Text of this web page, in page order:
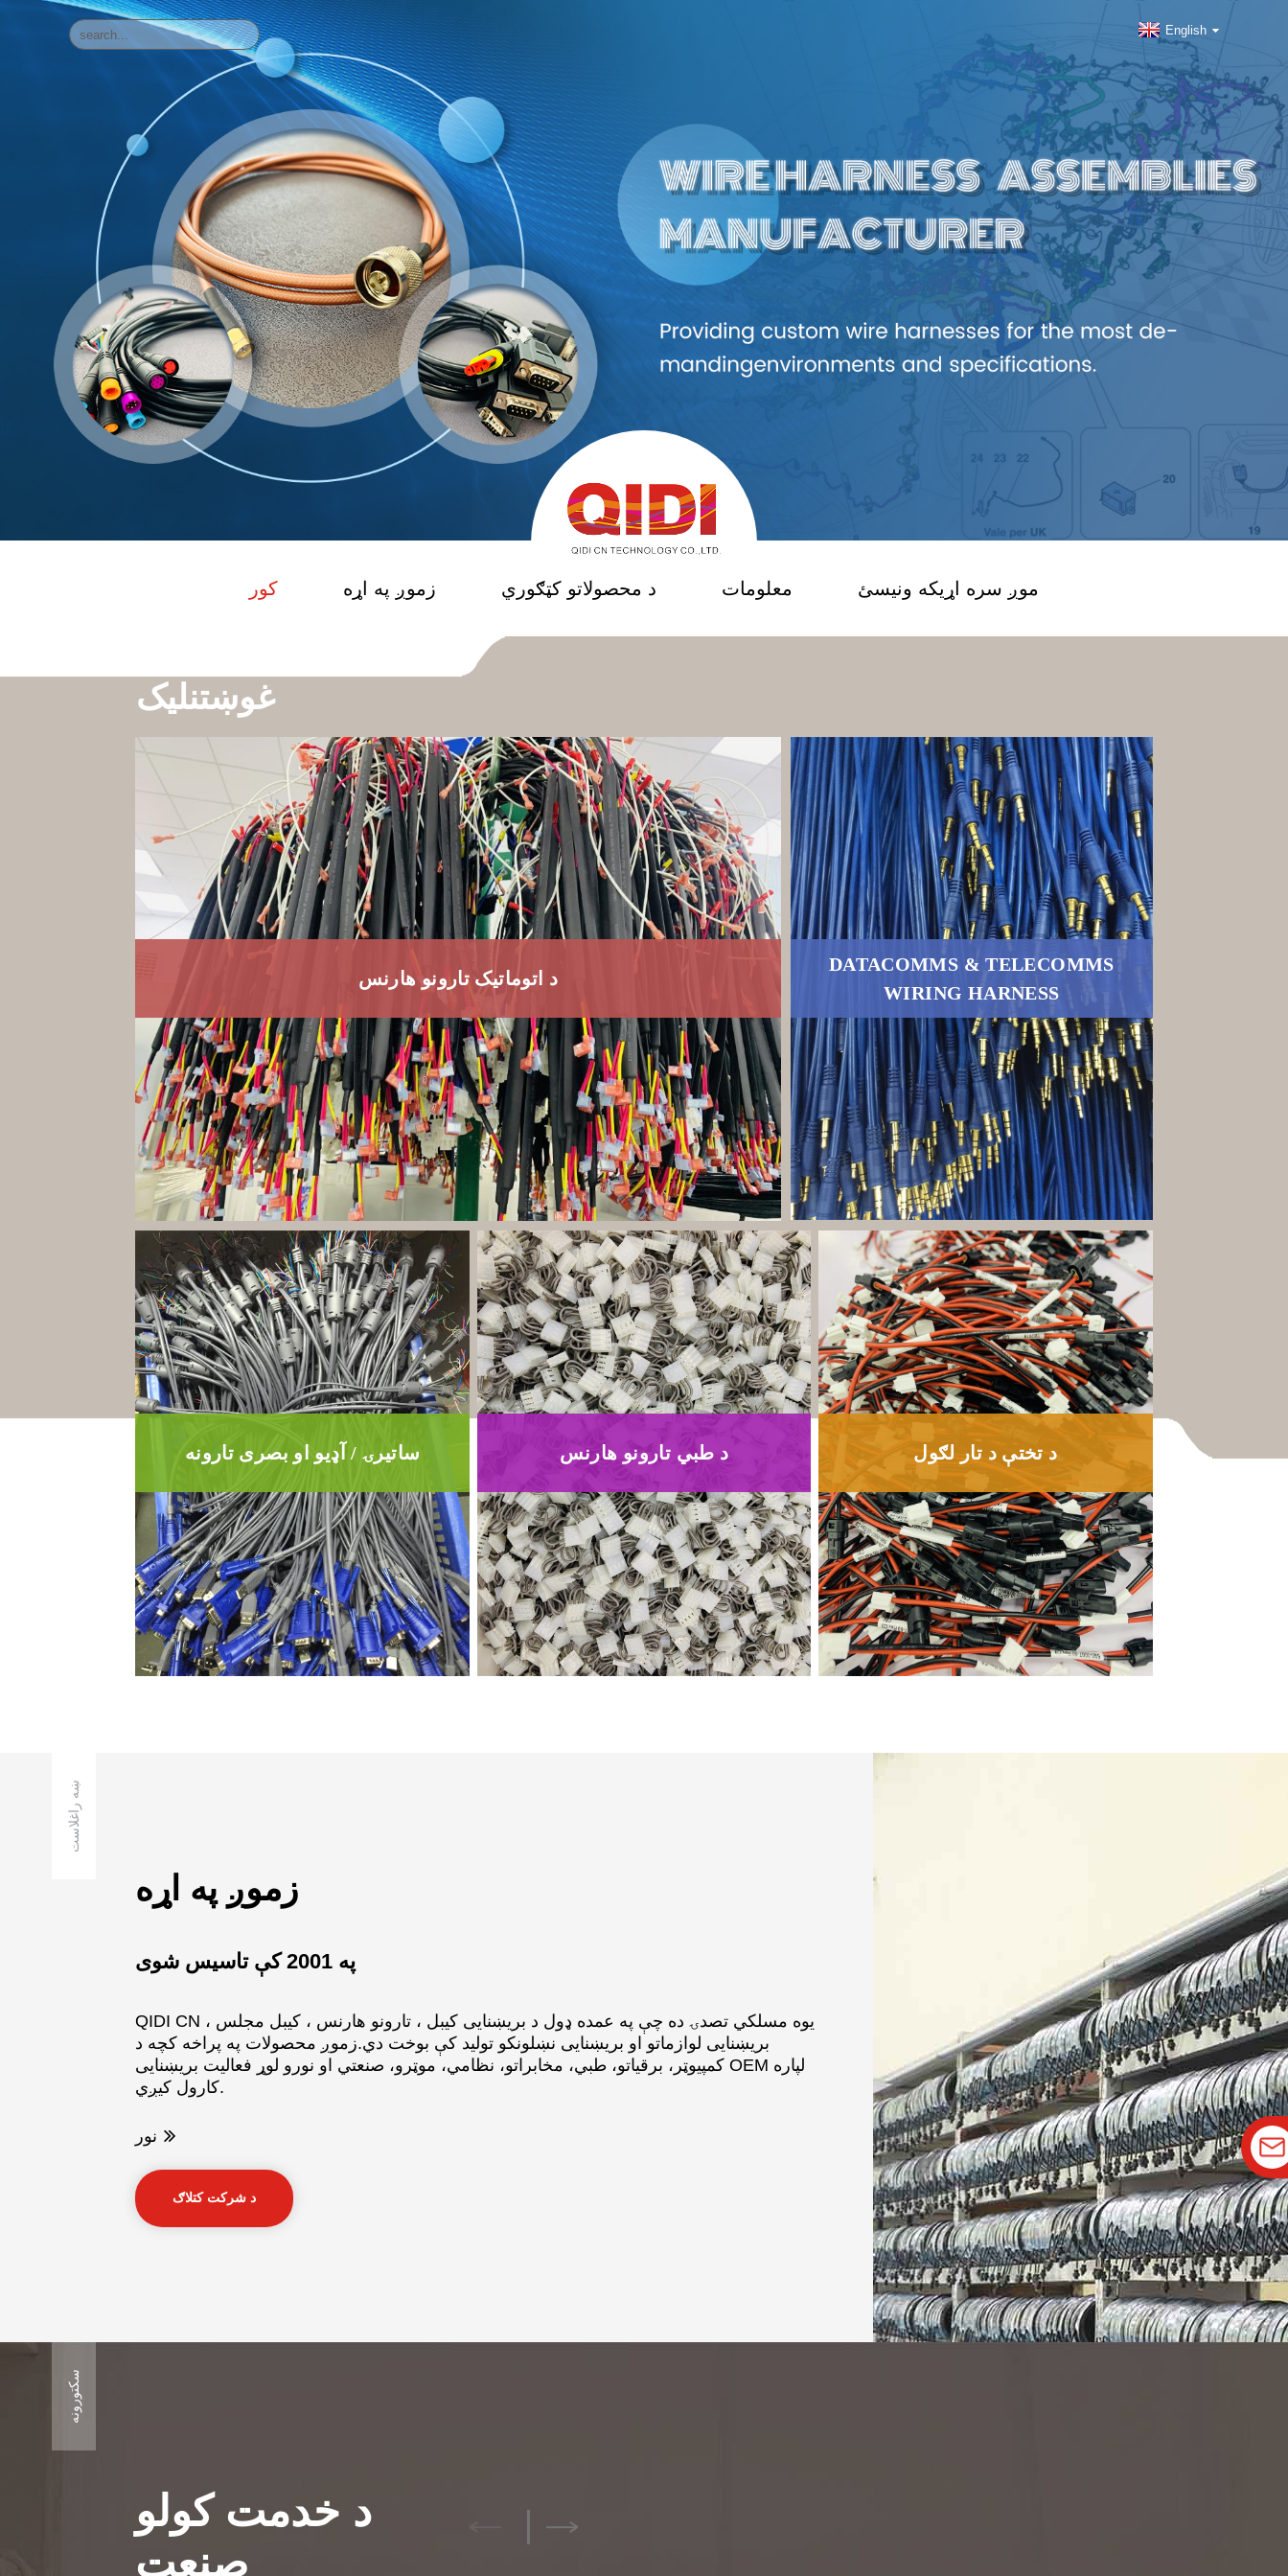
English
کور زموږ په اړه د محصولاتو کټګوري معلومات موږ سره اړیکه ونیسئ
غوښتنلیک
د اتوماتیک تارونو هارنس
DATACOMMS & TELECOMMS
WIRING HARNESS
ساتیرۍ / آډیو او بصری تارونه د طبي تارونو هارنس د تختې د تار لګول
ښه راغلاست
زموږ په اړه
په 2001 کې تاسیس شوی
QIDI CN یوه مسلکي تصدۍ ده چې په عمده ډول د بریښنایی کیبل ، تارونو هارنس ، کیبل مجلس ،
بریښنایی لوازماتو او بریښنایی نښلونکو تولید کې بوخت دي.زموږ محصولات په پراخه کچه د
کمپیوټر، برقیاتو، طبي، مخابراتو، نظامي، موټرو، صنعتي او نورو لوړ فعالیت بریښنایی OEM لپاره
کارول کیږي.
نور
د شرکت کتلاګ
سکتورونه
د خدمت کولو
صنعت